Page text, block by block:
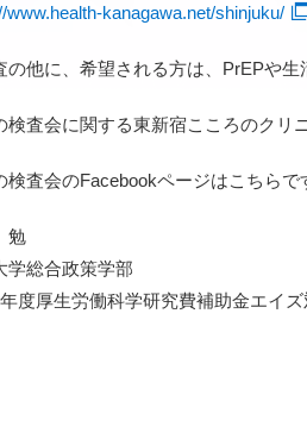
www.health-kanagawa.net/shinjuku/
他に、希望される方は、PrEPや生
査会に関する東新宿こころのクリ
査会のFacebookページはこちらで
勉
学総合政策学部
度厚生労働科学研究費補助金エイ